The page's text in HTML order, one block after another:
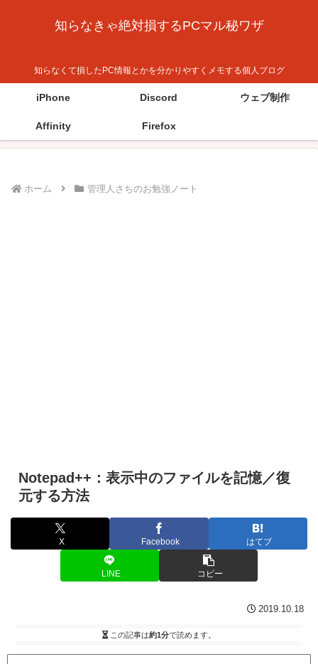
知らなきゃ絶対損するPCマル秘ワザ
知らなくて損したPC情報とかを分かりやすくメモする個人ブログ
iPhone Discord ウェブ制作
Affinity Firefox
ホーム 管理人さちのお勉強ノート
Notepad++：表示中のファイルを記憶／復
元する方法
X Facebook はてブ
LINE コピー
2019.10.18
この記事は約1分で読めます。